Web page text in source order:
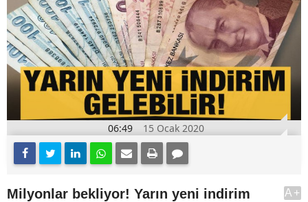
06:49 15 Ocak 2020
Milyonlar bekliyor! Yarın yeni indirim
A+